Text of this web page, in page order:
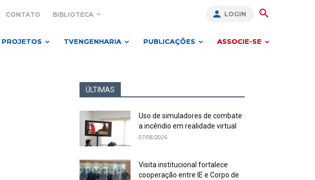
CONTATO BIBLIOTECA LOGIN
PROJETOS TVENGENHARIA PUBLICAÇÕES ASSOCIE-SE
ÚLTIMAS
Uso de simuladores de combate
a incêndio em realidade virtual
07/08/2026
Visita institucional fortalece
cooperação entre IE e Corpo de